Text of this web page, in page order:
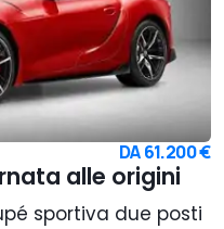
DA61.200 €
alle origini
sportiva due posti